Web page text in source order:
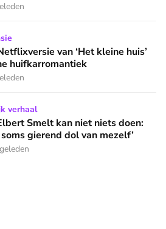
‘Het kleine huis’ biedt fijne
van ‘Het kleine huis’
huifkarromantiek
niet niets doen: ‘Ik word soms
verhaal
Smelt kan niet niets doen:
gierend dol van mezelf’